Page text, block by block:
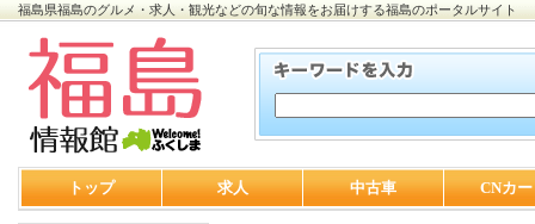
福島県福島のグルメ・求人・観光などの旬な情報をお届けする福島のポータルサイト
トップ 求人 中古車 CNカ